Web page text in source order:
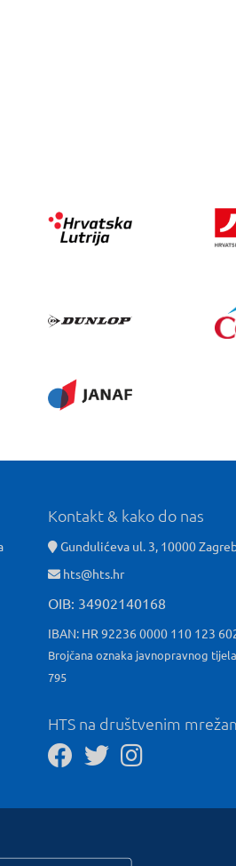
Kontakt & kako do nas
Gundulićeva ul. 3, 10000
hts@hts.hr
OIB: 34902140168
IBAN: HR 92236 0000 110 123
Brojčana oznaka javnopravnog
795
HTS na društvenim